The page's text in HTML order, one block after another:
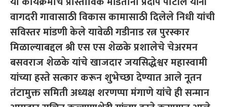
वागदरी गावासाठी विकास कामासाठी दिलेले निधी यांची
सविस्तर मांडणी केले यावेळी गडीनाड रत्न पुरस्कार
मिळाल्याबद्दल श्री एस एस शेळके प्रशालेचे चेअरमन
बसवराज शेळके यांचे खाजदार जयसिद्धेश्वर महास्वामी
यांच्या हस्ते सत्कार करून शुभेच्छा देण्यात आले नूतन
तंटामुक्त समिती अध्यक्ष शरणप्पा मंगाणे यांचे ही सन्मान